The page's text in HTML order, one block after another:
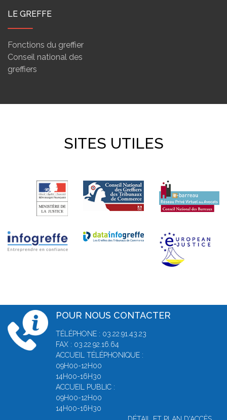
LE GREFFE
Fonctions du greffier
Conseil national des
greffiers
SITES UTILES
POUR NOUS CONTACTER
TÉLÉPHONE : 03.22.91.43.23
FAX : 03.22.92.16.64
ACCUEIL TÉLÉPHONIQUE :
09H00-12H00
14H00-16H30
ACCUEIL PUBLIC :
09H00-12H00
14H00-16H30